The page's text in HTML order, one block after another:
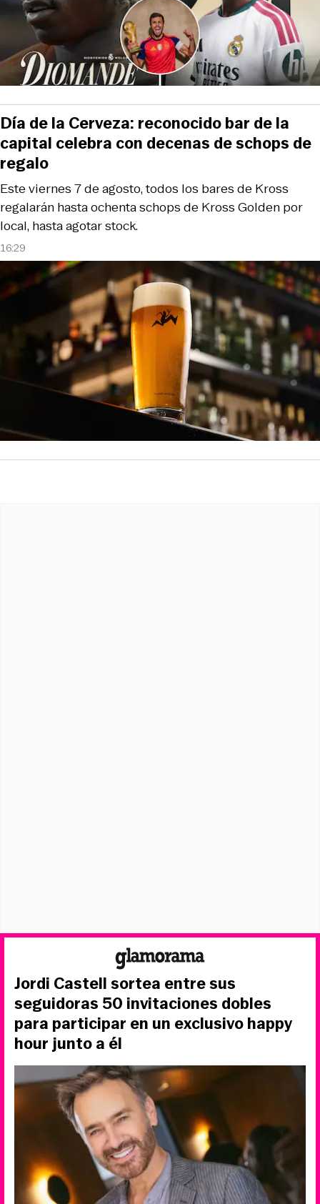
16:29
Este viernes 7 de agosto, todos los bares de Kross
regalarán hasta ochenta schops de Kross Golden por
local, hasta agotar stock.
Día de la Cerveza: reconocido bar de la
capital celebra con decenas de schops de
regalo
Jordi Castell sortea entre sus
seguidoras 50 invitaciones dobles
para participar en un exclusivo happy
hour junto a él